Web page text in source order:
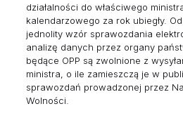
działalności do właściwego
kalendarzowego za rok ubiegły.
jednolity wzór sprawozdania
analizę danych przez organy
będące OPP są zwolnione z
ministra, o ile zamieszczą je w
sprawozdań prowadzonej przez
Wolności.